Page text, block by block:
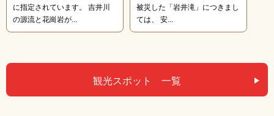
に指定されています。 吉井川
の源流と花崗岩が...
被災した「岩井滝」につきまし
ては、 安...
観光スポット 一覧